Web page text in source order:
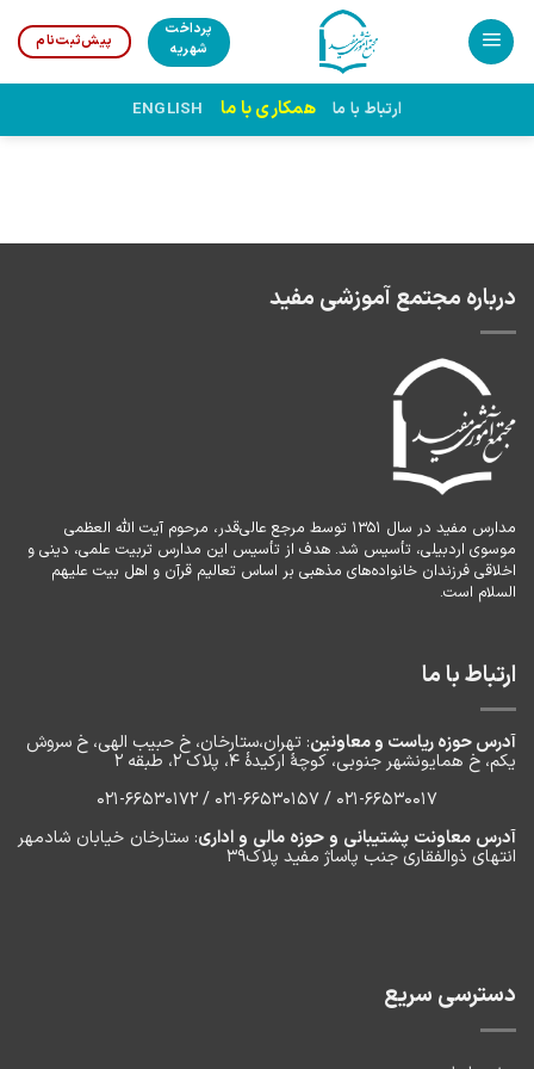
Skip
content
پرداخت
شهریه
پیش‌ثبت‌نام
ارتباط با ما همکاری با ما ENGLISH
درباره مجتمع آموزشی مفید
مدارس مفید در سال ۱۳۵۱ توسط مرجع عالی‌قدر، مرحوم آیت الله العظمی
موسوی اردبیلی، تأسیس شد. هدف از تأسیس این مدارس تربیت علمی، دینی و
اخلاقی فرزندان خانواده‌های مذهبی بر اساس تعالیم قرآن و اهل بیت علیهم
السلام است.
ارتباط با ما
آدرس حوزه ریاست و معاونین: تهران،ستارخان، خ حبیب الهی، خ سروش
یکم، خ‌ همایونشهر جنوبی، کوچۀ ارکیدۀ ۴، پلاک ۲، طبقه ۲
۰۲۱-66530017 / 021-66530157 / 021-66530172
آدرس معاونت پشتیبانی و حوزه مالی و اداری: ستارخان خیابان شادمهر
انتهای ذوالفقاری جنب پاساژ مفید پلاک۳۹
دسترسی سریع